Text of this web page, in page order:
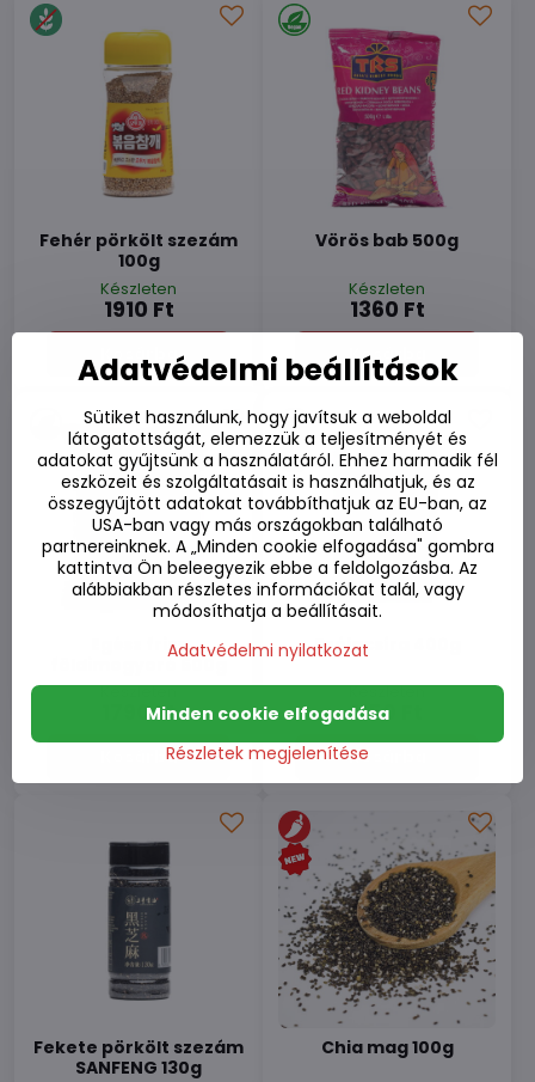
Fehér pörkölt szezám
100g
Készleten
1910 Ft
Kosárba
Vörös bab 500g
Készleten
1360 Ft
Kosárba
Egész friss
földimogyoró 500g
Készleten
1790 Ft
Kosárba
Szójacsíra 400g
Készleten
1150 Ft
Kosárba
Fekete pörkölt szezám
SANFENG 130g
Chia mag 100g
Adatvédelmi beállítások
Sütiket használunk, hogy javítsuk a weboldal
látogatottságát, elemezzük a teljesítményét és
adatokat gyűjtsünk a használatáról. Ehhez harmadik fél
eszközeit és szolgáltatásait is használhatjuk, és az
összegyűjtött adatokat továbbíthatjuk az EU-ban, az
USA-ban vagy más országokban található
partnereinknek. A „Minden cookie elfogadása" gombra
kattintva Ön beleegyezik ebbe a feldolgozásba. Az
alábbiakban részletes információkat talál, vagy
módosíthatja a beállításait.
Adatvédelmi nyilatkozat
Részletek megjelenítése
Minden cookie elfogadása